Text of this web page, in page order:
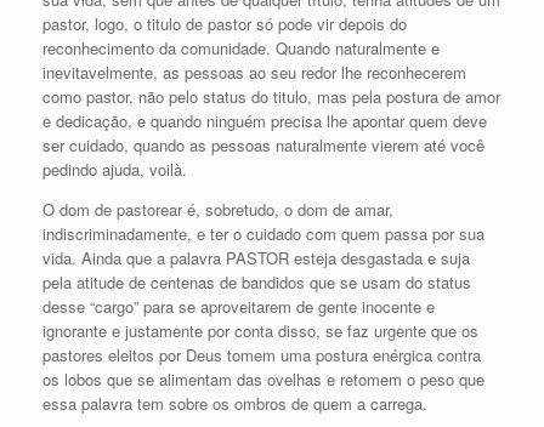
pastor, logo, o titulo de pastor só pode vir depois do
reconhecimento da comunidade. Quando naturalmente e
inevitavelmente, as pessoas ao seu redor lhe reconhecerem
como pastor, não pelo status do titulo, mas pela postura de amor
e dedicação, e quando ninguém precisa lhe apontar quem deve
ser cuidado, quando as pessoas naturalmente vierem até você
pedindo ajuda, voilà.
O dom de pastorear é, sobretudo, o dom de amar,
indiscriminadamente, e ter o cuidado com quem passa por sua
vida. Ainda que a palavra PASTOR esteja desgastada e suja
pela atitude de centenas de bandidos que se usam do status
desse “cargo” para se aproveitarem de gente inocente e
ignorante e justamente por conta disso, se faz urgente que os
pastores eleitos por Deus tomem uma postura enérgica contra
os lobos que se alimentam das ovelhas e retomem o peso que
essa palavra tem sobre os ombros de quem a carrega.